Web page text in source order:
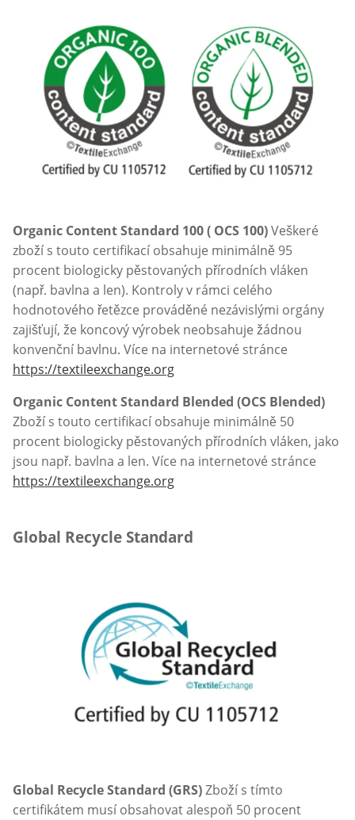
Organic Content Standard 100 ( OCS 100)Veškeré
zboží s touto certifikací obsahuje minimálně 95
procent biologicky pěstovaných přírodních vláken
(např. bavlna a len). Kontroly v rámci celého
hodnotového řetězce prováděné nezávislými orgány
zajišťují, že koncový výrobek neobsahuje žádnou
konvenční bavlnu. Více na internetové stránce
https://textileexchange.org
Organic Content Standard Blended (OCS Blended)
Zboží s touto certifikací obsahuje minimálně 50
procent biologicky pěstovaných přírodních vláken, jako
jsou např. bavlna a len. Více na internetové stránce
https://textileexchange.org
Global Recycle Standard
Global Recycle Standard (GRS)Zboží s tímto
certifikátem musí obsahovat alespoň 50 procent